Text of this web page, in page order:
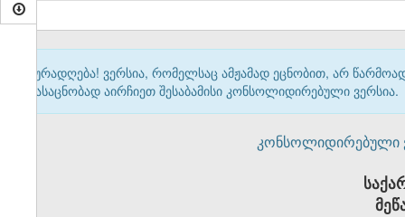
ყურადღება! ვერსია, რომელსაც ამჟამად ეცნობით, არ
გასაცნობად აირჩიეთ შესაბამისი კონსოლიდირებული ვერსია.
კონსოლიდირებული